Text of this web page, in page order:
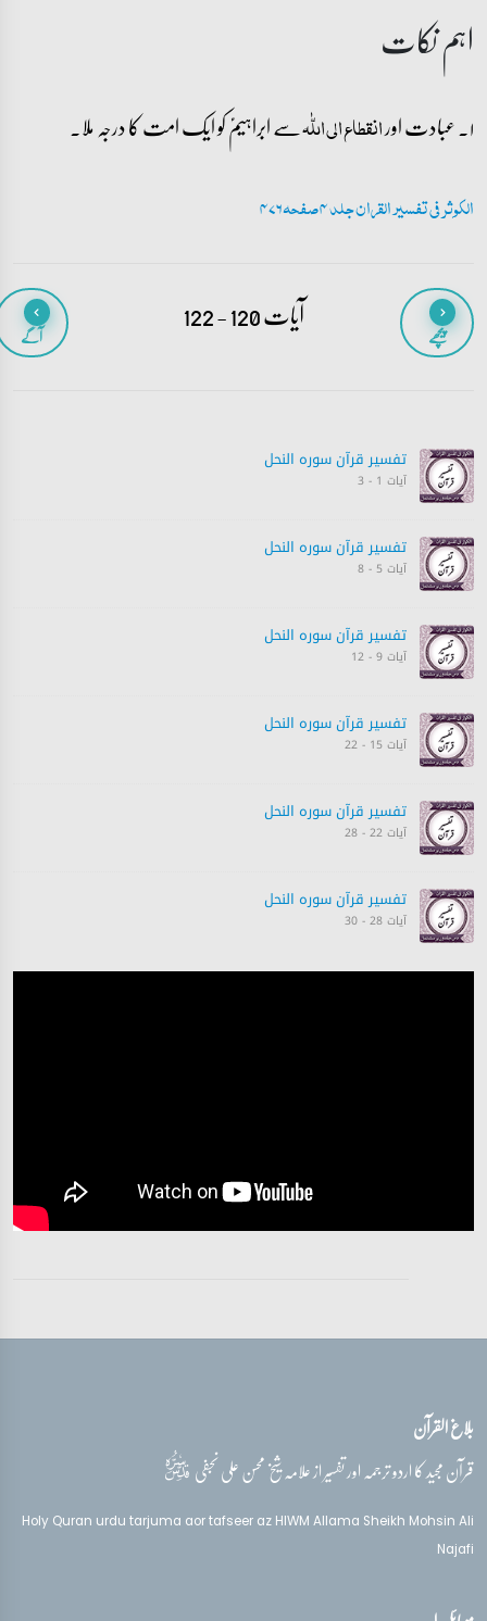
اہم نکات
۱۔ عبادت اور انقطاع الی اللّٰہسے ابراہیمؑ کو ایک امت کا درجہ ملا۔
الکوثر فی تفسیر القران جلد 4 صفحہ 476
پیچھے آیات 120 - 122 آگے
تفسیر قرآن سورہ ‎النحل
آیات 1 - 3
تفسیر قرآن سورہ ‎النحل
آیات 5 - 8
تفسیر قرآن سورہ ‎النحل
آیات 9 - 12
تفسیر قرآن سورہ ‎النحل
آیات 15 - 22
تفسیر قرآن سورہ ‎النحل
آیات 22 - 28
تفسیر قرآن سورہ ‎النحل
آیات 28 - 30
تفسیر قرآن سورہ ‎النحل
تفسیر قرآن سورہ ‎النحل
بلاغ القرآن
قرآن مجید کا اردو ترجمہ اور تفسیر از علامہ شیخ محسن علی نجفیقدس‌سره
Holy Quran urdu tarjuma aor tafseer az HIWM Allama Sheikh Mohsin Ali
Najafi